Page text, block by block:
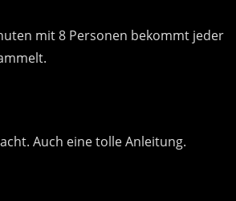
mit 8 Personen bekommt jeder
Auch eine tolle Anleitung.